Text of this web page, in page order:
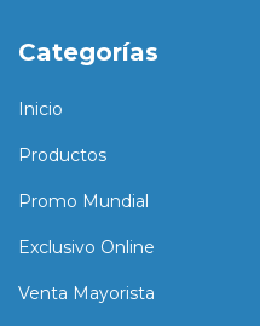
Categorías
Inicio
Productos
Promo Mundial
Exclusivo Online
Venta Mayorista